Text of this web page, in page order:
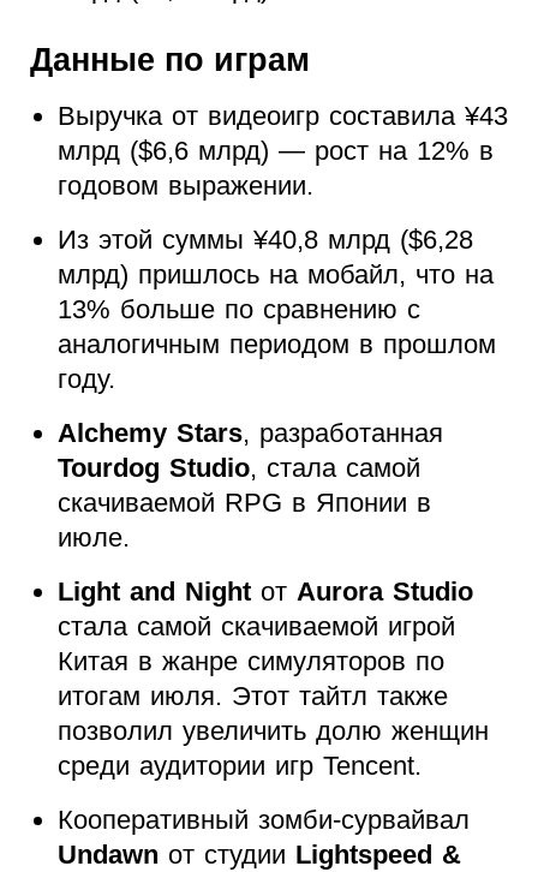
Данные по играм
Выручка от видеоигр составила ¥43
млрд ($6,6 млрд) — рост на 12% в
годовом выражении.
Из этой суммы ¥40,8 млрд ($6,28
млрд) пришлось на мобайл, что на
13% больше по сравнению с
аналогичным периодом в прошлом
году.
Alchemy Stars, разработанная
Tourdog Studio, стала самой
скачиваемой RPG в Японии в
июле.
Light and Nightот Aurora Studio
стала самой скачиваемой игрой
Китая в жанре симуляторов по
итогам июля. Этот тайтл также
позволил увеличить долю женщин
среди аудитории игр Tencent.
Кооперативный зомби-сурвайвал
Undawn от студии Lightspeed &